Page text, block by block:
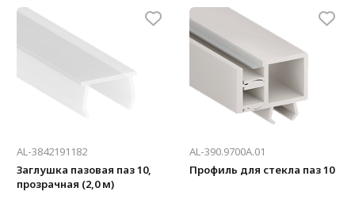
Алюминиевые промышленные ограждения
Алюминиевая промышленная мебель
Крейты и кассеты Subrack systems
Профиль строительного назначения
Метрический крепеж
AL-3842191182
Заглушка пазовая паз 10,
прозрачная (2,0 м)
AL-390.9700A.01
Профиль для стекла паз 10